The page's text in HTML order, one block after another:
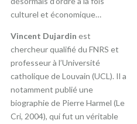
culturel et économique…
Vincent Dujardin est
chercheur qualifié du FNRS et
professeur à l’Université
catholique de Louvain (UCL). Il a
notamment publié une
biographie de Pierre Harmel (Le
Cri, 2004), qui fut un véritable